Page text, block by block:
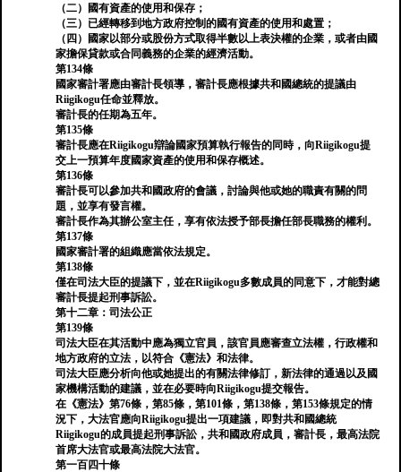
（二）國有資產的使用和保存；
（三）已經轉移到地方政府控制的國有資產的使用和處置；
（四）國家以部分或股份方式取得半數以上表決權的企業，或者由國
家擔保貸款或合同義務的企業的經濟活動。
第134條
國家審計署應由審計長領導，審計長應根據共和國總統的提議由
Riigikogu任命並釋放。
審計長的任期為五年。
第135條
審計長應在Riigikogu辯論國家預算執行報告的同時，向Riigikogu提
交上一預算年度國家資產的使用和保存概述。
第136條
審計長可以參加共和國政府的會議，討論與他或她的職責有關的問
題，並享有發言權。
審計長作為其辦公室主任，享有依法授予部長擔任部長職務的權利。
第137條
國家審計署的組織應當依法規定。
第138條
僅在司法大臣的提議下，並在Riigikogu多數成員的同意下，才能對總
審計長提起刑事訴訟。
第十二章：司法公正
第139條
司法大臣在其活動中應為獨立官員，該官員應審查立法權，行政權和
地方政府的立法，以符合《憲法》和法律。
司法大臣應分析向他或她提出的有關法律修訂，新法律的通過以及國
家機構活動的建議，並在必要時向Riigikogu提交報告。
在《憲法》第76條，第85條，第101條，第138條，第153條規定的情
況下，大法官應向Riigikogu提出一項建議，即對共和國總統
Riigikogu的成員提起刑事訴訟，共和國政府成員，審計長，最高法院
首席大法官或最高法院大法官。
第一百四十條